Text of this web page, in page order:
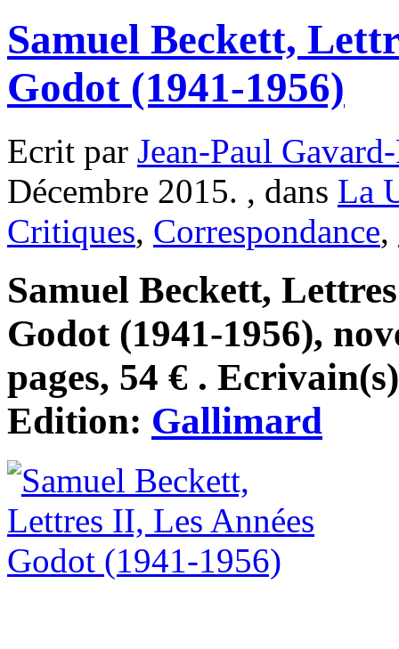
Samuel Beckett,
Godot (1941-1956)
Ecrit par Jean-Paul
Décembre 2015. , dans La
Critiques, Correspondance,
Samuel Beckett,
Godot (1941-1956),
pages, 54 € .
Edition: Gallimard